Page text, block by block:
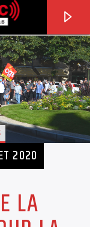
DE
2020
LA